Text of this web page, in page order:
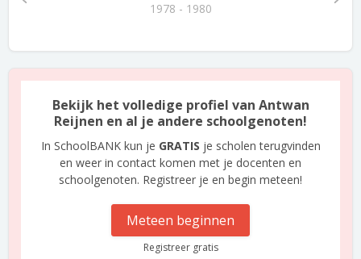
1978 - 1980
Bekijk het volledige profiel van Antwan
Reijnen en al je andere schoolgenoten!
In SchoolBANK kun je GRATIS je scholen terugvinden
en weer in contact komen met je docenten en
schoolgenoten. Registreer je en begin meteen!
Meteen beginnen
Registreer gratis